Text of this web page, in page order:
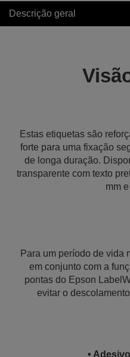
Descrição geral
Estas etiquetas são
forte para uma fixação
de longa duração.
transparente com texto
mm
Para um período de vida
em conjunto com a
pontas do Epson
evitar o
•